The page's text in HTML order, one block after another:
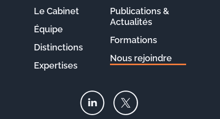
Le Cabinet
Équipe
Distinctions
Expertises
Publications &
Actualités
Formations
Nous rejoindre